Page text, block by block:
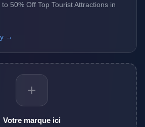
50% Off Top Tourist Attractions in
→
+
Votre marque ici